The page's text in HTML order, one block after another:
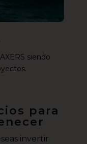
siendo
para
invertir